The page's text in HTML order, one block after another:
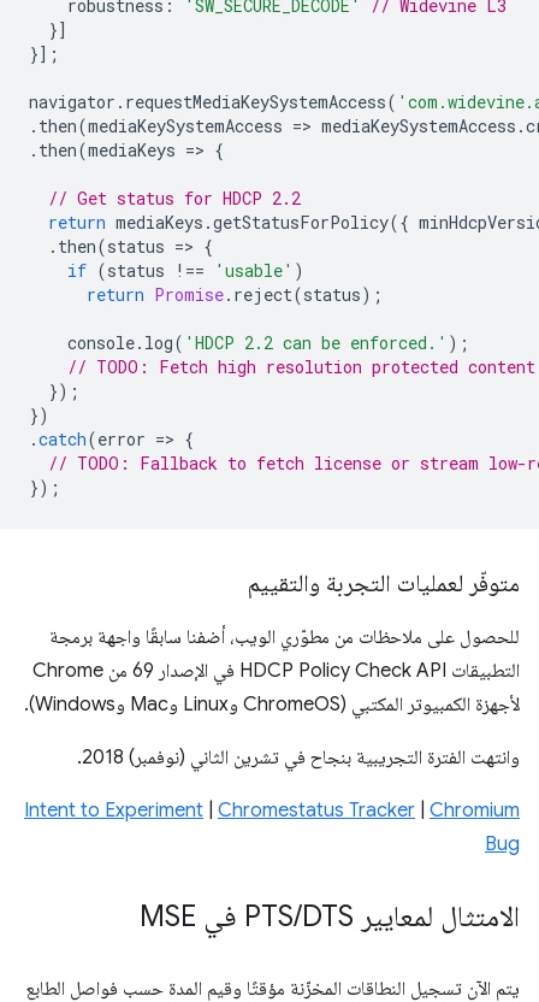
robustness : 'SW_SECURE_DECODE'
// Widevine L3
}]
}];
navigator . requestMediaKeySystemAccess(
. then(mediaKeySystemAccess => mediaKeySystemAccess .
. then(mediaKeys => {
// Get status for HDCP 2.2
return mediaKeys .getStatusForPolicy({
. then(status => {
if (status !== 'usable' )
return Promise. reject(status);
console. log( 'HDCP 2.2 can be enforced.' );
// TODO: Fetch high resolution protected
});
})
.catch(error => {
// TODO: Fallback to fetch license or stream
});
متوفّر لعمليات التجربة والتقييم
للحصول على ملاحظات من مطوّري الويب، أضفنا سابقًا واجهة برمجة
التطبيقات HDCP Policy Check API في الإصدار 69 من Chrome
لأجهزة الكمبيوتر المكتبي (ChromeOS وLinux وMac وWindows).
وانتهت الفترة التجريبية بنجاح في تشرين الثاني (نوفمبر) 2018.
Intent to Experiment Chromestatus Tracker Chromium
Bug
الامتثال لمعايير PTS /DTS في MSE
يتم الآن تسجيل النطاقات المخزّنة مؤقتًا وقيم المدة حسب فواصل الطابع